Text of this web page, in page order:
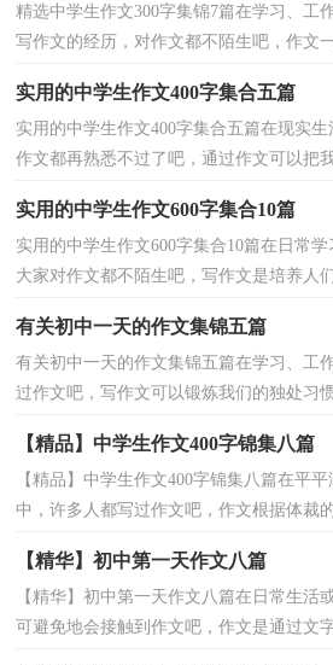
精选中学生作文300字集锦7篇在学习、工
写作文的经历，对作文都不陌生吧，作文
实用的中学生作文400字集合五篇
实用的中学生作文400字集合五篇在现实
作文都再熟悉不过了吧，通过作文可以把
实用的中学生作文600字集合10篇
实用的中学生作文600字集合10篇在日常学
大家对作文都不陌生吧，写作文是培养人
有关初中一天的作文集锦五篇
有关初中一天的作文集锦五篇在学习、工
过作文吧，写作文可以锻炼我们的独处习
【精品】中学生作文400字锦集八篇
【精品】中学生作文400字锦集八篇在平
中，许多人都写过作文吧，作文根据体裁
【精华】初中第一天作文八篇
【精华】初中第一天作文八篇在日常生活
可避免地会接触到作文吧，作文是通过文